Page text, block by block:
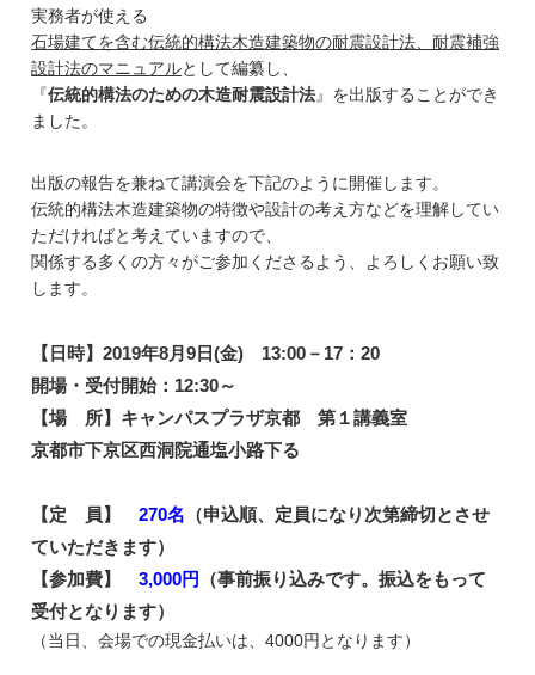
実務者が使える
石場建てを含む伝統的構法木造建築物の耐震設計法、耐震補強
設計法のマニュアルとして編纂し、
『伝統的構法のための木造耐震設計法』を出版することができ
ました。
出版の報告を兼ねて講演会を下記のように開催します。
伝統的構法木造建築物の特徴や設計の考え方などを理解してい
ただければと考えていますので、
関係する多くの方々がご参加くださるよう、よろしくお願い致
します。
【日時】2019年8月9日(金) 13:00－17：20
開場・受付開始：12:30～
【場 所】キャンパスプラザ京都 第１講義室
京都市下京区西洞院通塩小路下る
【定 員】270名 （申込順、定員になり次第締切とさせ
ていただきます）
【参加費】3,000円
（事前振り込みです。振込をもって
受付となります）
（当日、会場での現金払いは、4000円となります）